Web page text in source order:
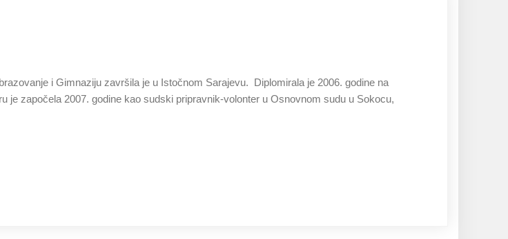
i Gimnaziju završila je u Istočnom Sarajevu. Diplomirala je 2006. godine na
je započela 2007. godine kao sudski pripravnik-volonter u Osnovnom sudu u Sokocu,